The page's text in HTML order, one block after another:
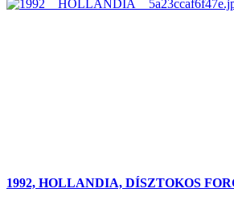
1992, HOLLANDIA, DÍSZTOKOS